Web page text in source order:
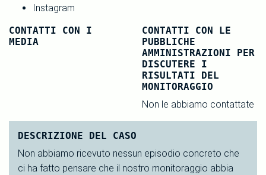
Instagram
CONTATTI CON I
MEDIA
CONTATTI CON LE
PUBBLICHE
AMMINISTRAZIONI PER
DISCUTERE I
RISULTATI DEL
MONITORAGGIO
Non le abbiamo contattate
DESCRIZIONE DEL CASO
Non abbiamo ricevuto nessun episodio concreto che
ci ha fatto pensare che il nostro monitoraggio abbia